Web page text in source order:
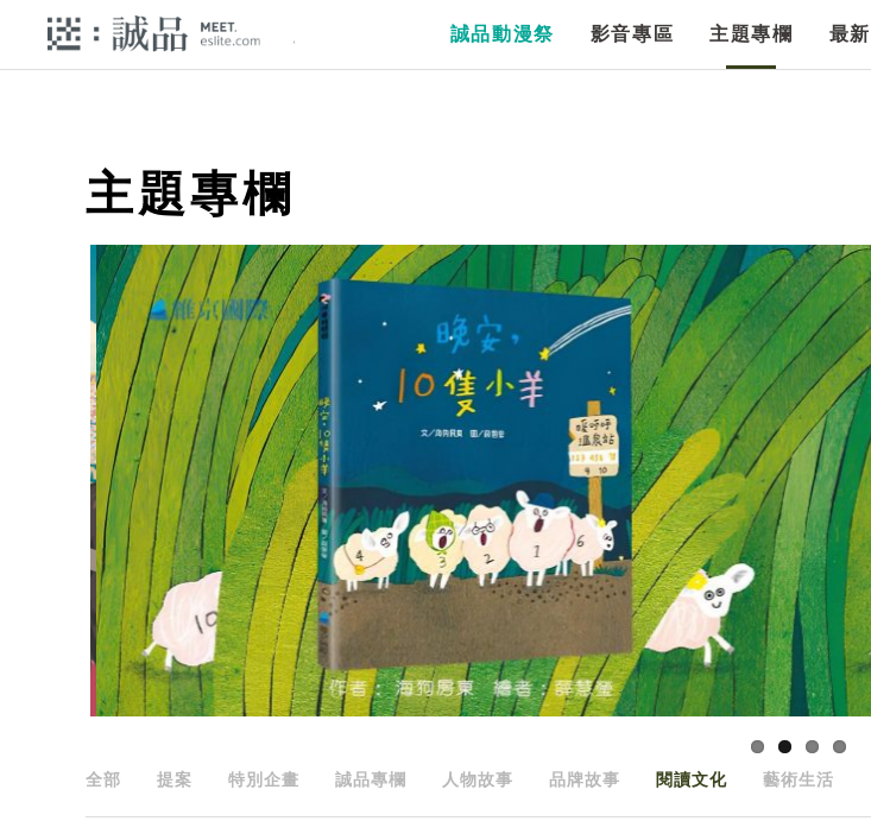
誠品動漫祭 影音專區 主題專欄 最
主題專欄
全部 提案 特別企畫 誠品專欄 人物故事 品牌故事 閱讀文化 藝術生活